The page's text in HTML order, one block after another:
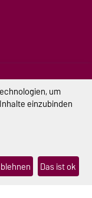
um
einzubinden
Das ist ok